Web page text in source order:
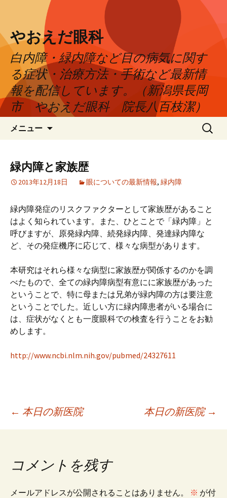
やおえだ眼科
白内障・緑内障など目の病気に関す
る症状・治療方法・手術など最新情
報を配信しています。（新潟県長岡
市 やおえだ眼科 院長八百枝潔）
メニュー
ン
ツ
へ
キ
ッ
プ
検
索:
緑内障と家族歴
2013年12月18日 眼についての最新情報, 緑内障
緑内障発症のリスクファクターとして家族歴があること
はよく知られています。また、ひとことで「緑内障」と
呼びますが、原発緑内障、続発緑内障、発達緑内障な
ど、その発症機序に応じて、様々な病型があります。
本研究はそれら様々な病型に家族歴が関係するのかを調
べたもので、全ての緑内障病型有意にに家族歴があった
ということで、特に母または兄弟が緑内障の方は要注意
ということでした。近しい方に緑内障患者がいる場合に
は、症状がなくとも一度眼科での検査を行うことをお勧
めします。
http://www.ncbi.nlm.nih.gov/pubmed/24327611
投
ナ
← 本日の新医院 本日の新医院 →
コメントを残す
メールアドレスが公開されることはありません。 ※ が付